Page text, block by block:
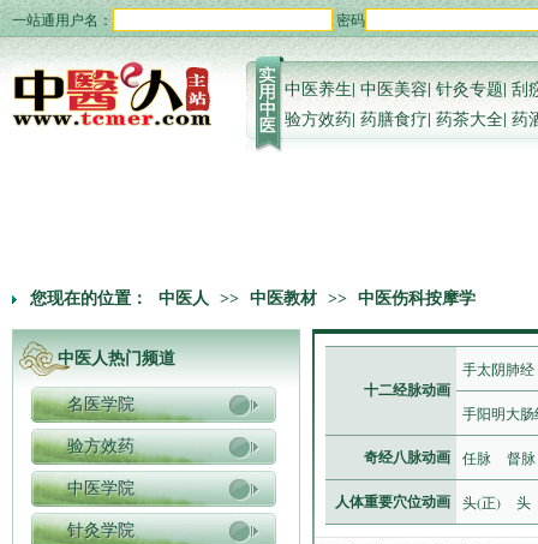
一站通用户名： 密码
中医养生|中医美容|针灸专题|刮
验方效药| 药膳食疗| 药茶大全| 药
您现在的位置： 中医人 >> 中医教材 >> 中医伤科按摩学
中医人热门频道
名医学院
验方效药
中医学院
针灸学院
十二经脉动画
手太阴肺经
手阳明大肠
奇经八脉动画 任脉 督脉
人体重要穴位动画 头(正) 头